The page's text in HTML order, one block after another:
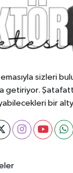
sizleri
getiriyor.
bir